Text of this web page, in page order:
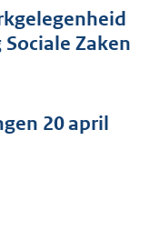
Zaken
20 april